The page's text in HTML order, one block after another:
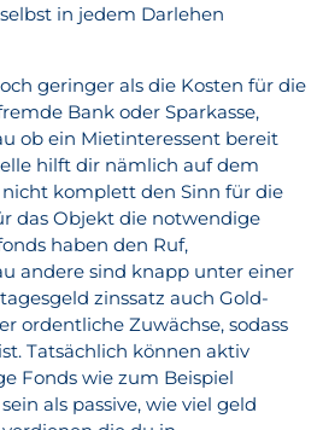
in jedem Darlehen
geringer als die Kosten für die
Bank oder Sparkasse,
ob ein Mietinteressent bereit
hilft dir nämlich auf dem
komplett den Sinn für die
das Objekt die notwendige
haben den Ruf,
andere sind knapp unter einer
zinssatz auch Gold-
ordentliche Zuwächse, sodass
Tatsächlich können aktiv
Fonds wie zum Beispiel
als passive, wie viel geld